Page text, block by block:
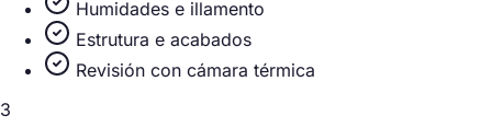
Humidades e illamento
Estrutura e acabados
Revisión con cámara térmica
3